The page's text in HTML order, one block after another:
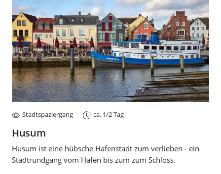
Stadtspaziergang ca. 1/2 Tag
Husum
Husum ist eine hübsche Hafenstadt zum verlieben - ein
Stadtrundgang vom Hafen bis zum zum Schloss.